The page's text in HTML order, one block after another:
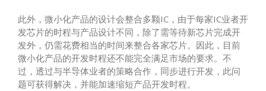
此外，微小化产品的设计会整合多颗IC，由于每家IC业者开
发芯片的时程与产品设计不同，除了需等待新芯片完成开
发外，仍需花费相当的时间来整合各家芯片。因此，目前
微小化产品的开发时程还不能完全满足市场的要求。不
过，透过与半导体业者的策略合作，同步进行开发，此问
题可获得解决，并能加速缩短产品开发时程。